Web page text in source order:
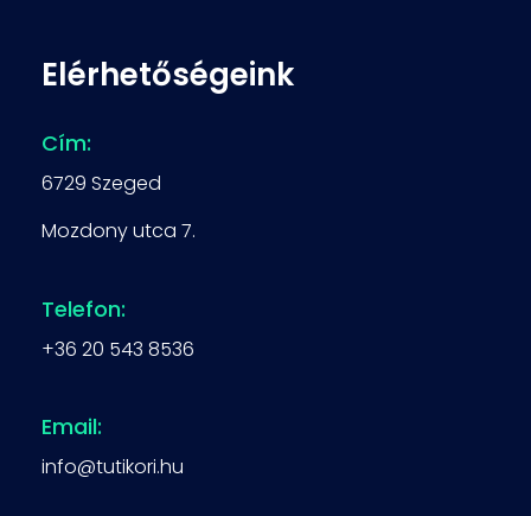
Elérhetőségeink
Cím:
6729 Szeged
Mozdony utca 7.
Telefon:
+36 20 543 8536
Email:
info@tutikori.hu